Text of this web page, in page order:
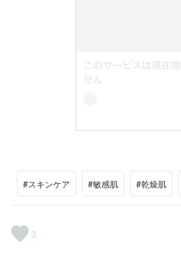
#スキンケア #敏感肌 #乾燥肌
3